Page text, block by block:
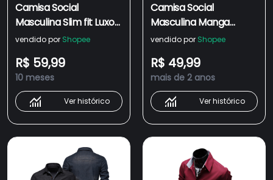
Camisa Social
Masculina Slim fit Luxo
Moda Manga Longa
vendido por Shopee
R$ 59,99
10 meses
Ver histórico
Camisa Social
Masculina Manga
Longa Slim Fit Lisa
vendido por Shopee
R$ 49,99
mais de 2 anos
Ver histórico